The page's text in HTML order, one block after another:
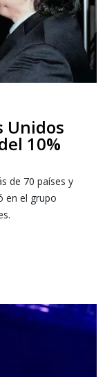
Unidos
10%
de 70 países y
en el grupo